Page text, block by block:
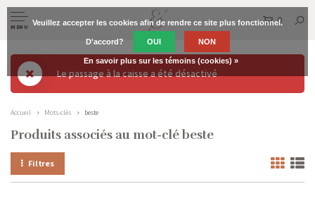
MENU
0
Le passage à la caisse a été désactivé
Accueil Mots-clés beste
Produits associés au mot-clé beste
Filtres
Veuillez accepter les cookies afin de rendre ce site plus fonctionnel.
D'accord? OUI NON
En savoir plus sur les témoins (cookies) »